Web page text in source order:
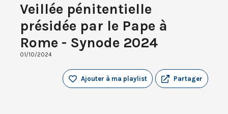
Veillée pénitentielle
présidée par le Pape à
Rome - Synode 2024
01/10/2024
Partager
Ajouter à ma playlist